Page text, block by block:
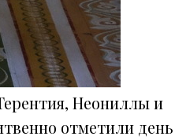
Неониллы и
отметили день